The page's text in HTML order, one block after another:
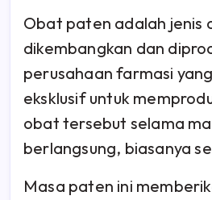
Obat paten adalah jenis
dikembangkan dan
perusahaan farmasi
eksklusif untuk
obat tersebut selama
berlangsung, biasanya
Masa paten ini